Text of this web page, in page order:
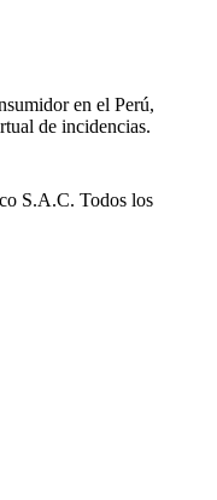
en el Perú,
de incidencias.
S.A.C. Todos los